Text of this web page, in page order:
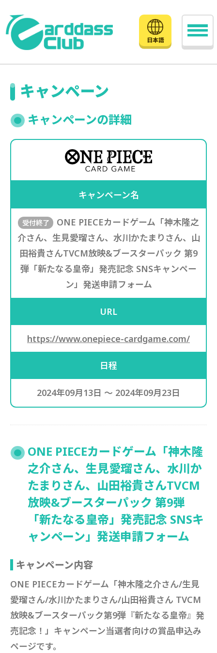
日本語
キャンペーン
キャンペーンの詳細
キャンペーン名
受付終了
ONE PIECEカードゲーム「神木隆之
介さん、生見愛瑠さん、水川かたまりさん、山
田裕貴さんTVCM放映&ブースターパック 第9
弾「新たなる皇帝」発売記念 SNSキャンペー
ン」発送申請フォーム
URL
https://www.onepiece-cardgame.com/
日程
2024年09月13日 ～ 2024年09月23日
ONE PIECEカードゲーム「神木隆
之介さん、生見愛瑠さん、水川か
たまりさん、山田裕貴さんTVCM
放映&ブースターパック 第9弾
「新たなる皇帝」発売記念 SNSキ
ャンペーン」発送申請フォーム
キャンペーン内容
ONE PIECEカードゲーム「神木隆之介さん/生見
愛瑠さん/水川かたまりさん/山田裕貴さん TVCM
放映&ブースターパック第9弾『新たなる皇帝』発
売記念！」キャンペーン当選者向けの賞品申込み
ページです。